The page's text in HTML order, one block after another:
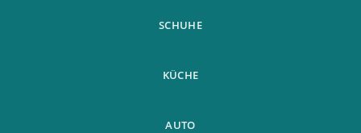
SCHUHE
KÜCHE
AUTO